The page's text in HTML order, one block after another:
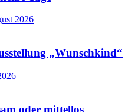
2026
„Wunschkind“
oder mittellos